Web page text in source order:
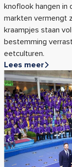
knoflook hangen in
markten vermengt
kraampjes staan
bestemming
eetculturen.
Lees meer